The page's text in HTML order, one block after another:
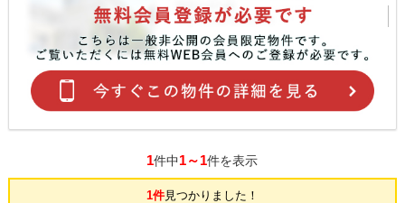
1件中1～1件を表示
1件見つかりました！